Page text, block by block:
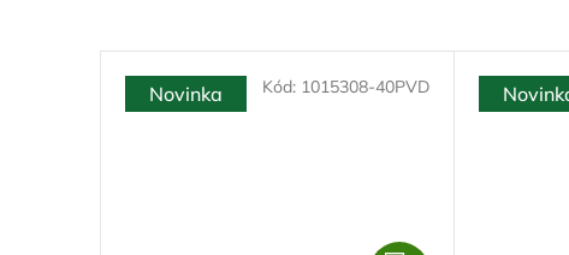
Novinka Kód: 1015308-40PVD